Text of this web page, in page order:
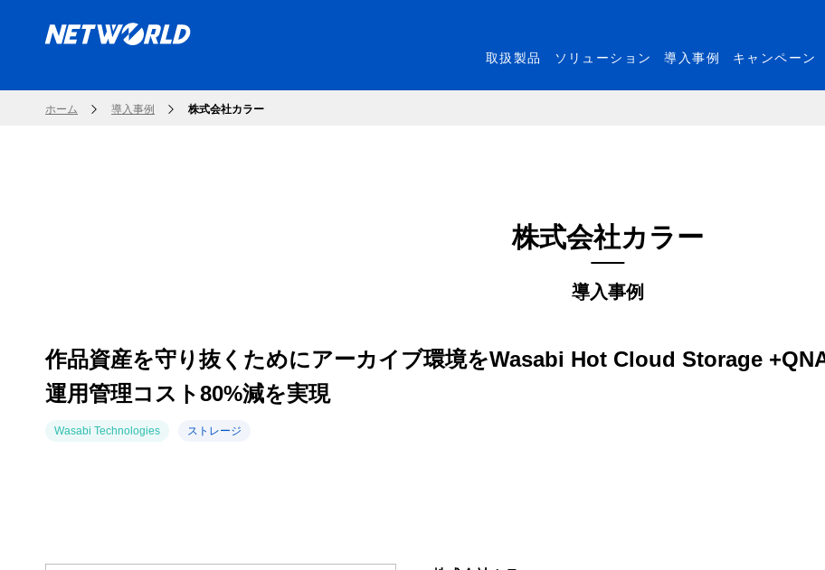
取扱製品 ソリューション 導入事例 キャンペーン
ホーム 導入事例 株式会社カラー
導入事例
株式会社カラー
作品資産を守り抜くためにアーカイブ環境をWasabi Hot Cloud Storage
運用管理コスト80%減を実現
Wasabi Technologies ストレージ